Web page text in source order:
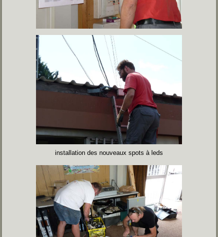
installation des nouveaux spots à leds